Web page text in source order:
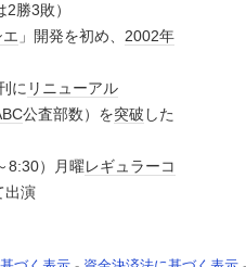
勝3敗）
」開発を初め、 2002年
に リニューアル
公査部数）を突破 した
8:30）月曜レギュラーコ
出演